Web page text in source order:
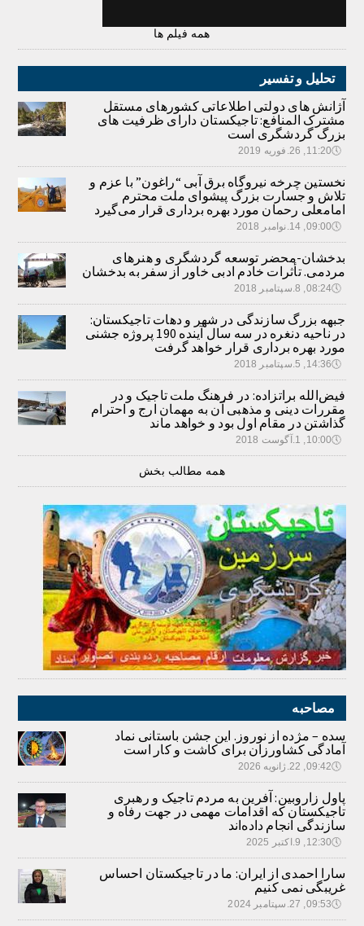
همه فیلم ها
تحلیل و تفسیر
آژانش های دولتی اطلاعاتی کشورهای مستقل
مشترک المنافع: تاجیکستان دارای ظرفیت های
بزرگ گردشگری است
🕔11:20, 26.فوریه 2019
نخستین چرخه نیروگاه برق آبی “راغون” با عزم و
تلاش و جسارت بزرگ پیشوای ملت محترم
امامعلی رحمان مورد بهره برداری قرار می‌گیرد
🕔09:00, 14.نوامبر 2018
بدخشان-محضر توسعه گردشگری و هنرهای
مردمی. تأثرات خادم ادبی خاور از سفر به بدخشان
🕔08:24, 8.سپتامبر 2018
جبهه بزرگ سازندگی در شهر و دهات تاجیکستان:
در ناحیه دنغره در سه سال آینده 190 پروژه جشنی
مورد بهره برداری قرار خواهد گرفت
🕔14:36, 5.سپتامبر 2018
فیض‌الله براتزاده: در فرهنگ ملت تاجیک و در
مقررات دینی و مذهبی آن به مهمان ارج و احترام
گذاشتن در مقام اول بود و خواهد ماند
🕔10:00, 1.آگوست 2018
همه مطالب بخش
مصاحبه
سده – مژده از نوروز. این جشن باستانی نماد
آمادگی کشاورزان برای کاشت و کار است
🕔09:42, 22.ژانویه 2026
پاول زاروبین: آفرین به مردم تاجیک و رهبری
تاجیکستان که اقدامات مهمی در جهت رفاه و
سازندگی انجام داده‌اند
🕔12:30, 9.اکتبر 2025
سارا احمدی از ایران: ما در تاجیکستان احساس
غریبگی نمی کنیم
🕔09:53, 27.سپتامبر 2024